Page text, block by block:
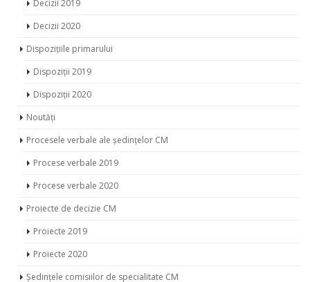
Ședințele comisiilor de specialitate CM
Comisii 2019
Comisii 2020
Ședințele Consiliului Municipal
Ședințe 2019
Ședințe 2020
Ședințe 2021
PROCES DECIZIONAL CR
Noutăți
Proiecte de decizii 2020
Proiecte de decizii 2021
Proiecte de decizii 2022